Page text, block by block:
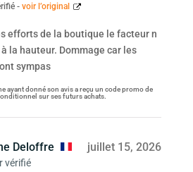
- voir l’original
efforts de la boutique le facteur n
la hauteur. Dommage car les
sympas
ayant donné son avis a reçu un code promo de
sur ses futurs achats.
Deloffre
vérifié
juillet 15, 2026